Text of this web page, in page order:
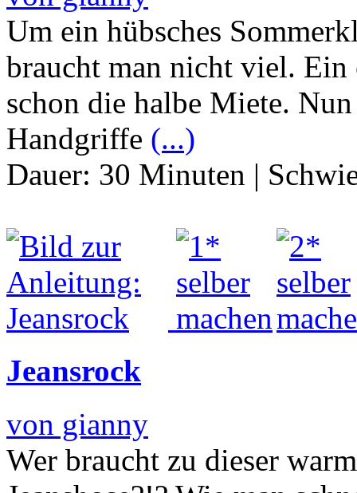
Um ein hübsches
braucht man nicht viel. Ein
schon die halbe Miete.
Handgriffe (...)
Dauer: 30 Minuten |
Jeansrock
von gianny
Wer braucht zu dieser